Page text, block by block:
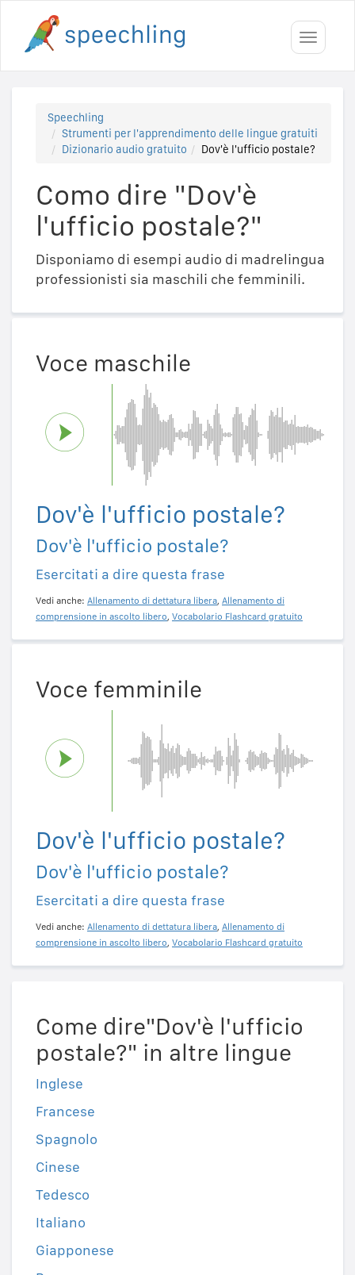
Toggle
Speechling
Strumenti per l'apprendimento delle lingue gratuiti
Dizionario audio gratuito
Dov'è l'ufficio postale?
Como dire "Dov'è
l'ufficio postale?"
Disponiamo di esempi audio di madrelingua
professionisti sia maschili che femminili.
Voce maschile
Dov'è l'ufficio postale?
Dov'è l'ufficio postale?
Esercitati a dire questa frase
Vedi anche: Allenamento di dettatura libera, Allenamento di
comprensione in ascolto libero, Vocabolario Flashcard gratuito
Voce femminile
Dov'è l'ufficio postale?
Dov'è l'ufficio postale?
Esercitati a dire questa frase
Vedi anche: Allenamento di dettatura libera, Allenamento di
comprensione in ascolto libero, Vocabolario Flashcard gratuito
Come dire"Dov'è l'ufficio
postale?" in altre lingue
Inglese
Francese
Spagnolo
Cinese
Tedesco
Italiano
Giapponese